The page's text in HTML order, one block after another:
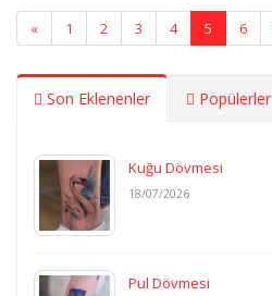
« 1 2 3 4 5 6
Son Eklenenler Popülerler
Kuğu Dövmesi
18/07/2026
Pul Dövmesi